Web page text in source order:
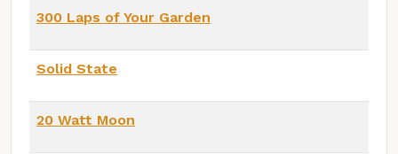
300 Laps of Your Garden
Solid State
20 Watt Moon